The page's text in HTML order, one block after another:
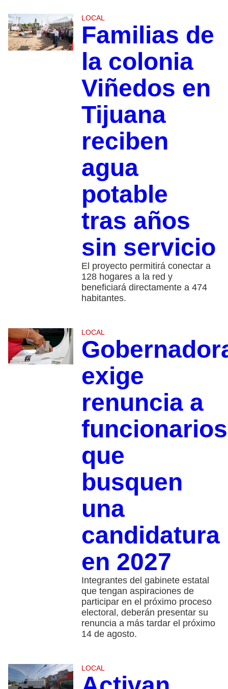
LOCAL
Familias de
la colonia
Viñedos en
Tijuana
reciben
agua
potable
tras años
sin servicio
El proyecto permitirá conectar a
128 hogares a la red y
beneficiará directamente a 474
habitantes.
LOCAL
exige
renuncia a
funcionarios
que
busquen
una
candidatura
en 2027
Integrantes del gabinete estatal
que tengan aspiraciones de
participar en el próximo proceso
electoral, deberán presentar su
renuncia a más tardar el próximo
14 de agosto.
LOCAL